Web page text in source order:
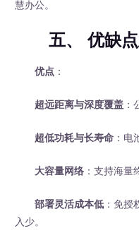
慧办公。
五、 优缺
优点 ：
超远距离与深度覆盖 ：
超低功耗与长寿命 ：电
大容量网络 ：支持海量
部署灵活成本低 ：免
入少。